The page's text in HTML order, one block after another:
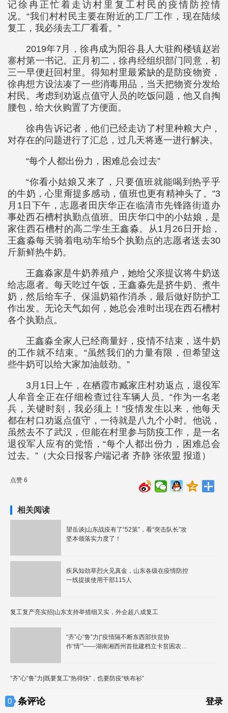
记徐冉正忙着走访村里复工村民的疫情防控情
况。“我们村村民主要在附近的工厂工作，现在陆续
复工，我必须去工厂看看。”
2019年7月，徐冉成为阳谷县人大驻阎楼镇赵岩
寨村第一书记。正月初二，徐冉经组织部门同意，初
三一早便赶回村里。得知村里最紧缺的是防疫物资，
徐冉想方设法凑了一些消毒用品，当天把物资分发给
村民。考虑到劝返点值守人员的吃饭问题，他又自掏
腰包，给大伙购置了方便面。
徐冉告诉记者，他们已经走访了村里种粮大户，
对存在的问题进行了汇总，过几天将逐一进行解决。
“每个人都出份力，困难总会过去”
“你看小姑娘又来了，只要值班就能喝到热乎乎
的牛奶，心里甭提多感动，值班也更有精神头了。”3
月1日下午，志愿者田庆华正在临清市先锋路街道办
事处西石槽村执勤点值班。田庆华口中的小姑娘，是
家住西石槽村的高二学生王鑫淼。从1月26日开始，
王鑫淼每天骑着电动车给5个执勤点的志愿者送去30
斤新鲜热牛奶。
王鑫淼家是牛奶养殖户，她给父亲提议将牛奶送
给志愿者。每天吃过午饭，王鑫淼先是挤牛奶、煮牛
奶，然后给车子、保温奶箱作消杀，最后做好防护工
作出发。无论天气如何，她总会准时出现在西石槽村
各个执勤点。
王鑫淼全家人已经商量好，疫情不结束，送牛奶
的工作就不结束。“虽然我们的力量有限，但希望这
些牛奶可以给大家加油鼓劲。”
3月1日上午，在栖霞市臧家庄村劝返点，退役军
人牟音全正在仔细检查过往车辆人员。“作为一名老
兵，关键时刻，我必须上！”疫情发生以来，他每天
都在村口劝返点值守，一待就是八九个小时。他说，
虽然去不了武汉，但能在村里参与防疫工作，是一名
退役军人应有的觉悟，“每个人都出份力，困难总会
过去。”（大众日报客户端记者 齐静 张依盟 报道）
点赞 6
相关阅读
望岳谈|山东战疫有了“52策”，看“突击队长”攻
坚本领落实力度了！
疾风知劲草烈火见真金，山东各级在疫情防控
一线提拔使用干部115人
复工复产亮实招|山东支持举措细又实，外企超八成复工
“齐”心“鲁”力|“疫情隔不断东西部扶贫协
作‘情’”——湖南湘西州首批建档立卡贫困农民
“齐”心“鲁”力|既要复工“热得快”，也要防疫“铁布衫”
0 条评论 登录